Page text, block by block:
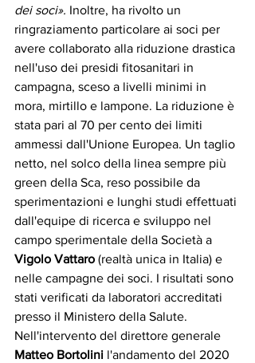
dei soci». Inoltre, ha rivolto un
ringraziamento particolare ai soci per
avere collaborato alla riduzione drastica
nell'uso dei presidi fitosanitari in
campagna, sceso a livelli minimi in
mora, mirtillo e lampone. La riduzione è
stata pari al 70 per cento dei limiti
ammessi dall'Unione Europea. Un taglio
netto, nel solco della linea sempre più
green della Sca, reso possibile da
sperimentazioni e lunghi studi effettuati
dall'equipe di ricerca e sviluppo nel
campo sperimentale della Società a
Vigolo Vattaro (realtà unica in Italia) e
nelle campagne dei soci. I risultati sono
stati verificati da laboratori accreditati
presso il Ministero della Salute.
Nell'intervento del direttore generale
Matteo Bortolini l'andamento del 2020